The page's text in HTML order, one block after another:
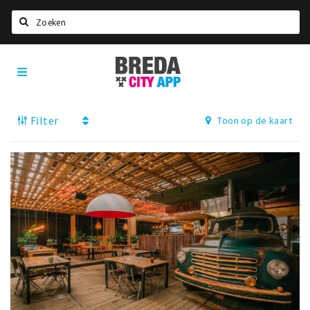
Home
Deals
Nieuws, interviews & blogs
Eten
Drinken
Slapen
Recreatief
Winkels
Breda
City
App
Filter Toon op de kaart